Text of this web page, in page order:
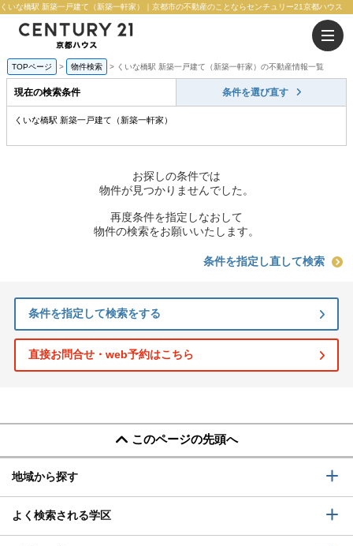
くいな橋駅 新築一戸建て（新築一軒家）｜京都市の不動産のことならセンチュリー21京都ハウス
TOPページ 物件検索 くいな橋駅 新築一戸建て（新築一軒家）の不動産情報一覧
現在の検索条件 条件を選び直す
くいな橋駅 新築一戸建て（新築一軒家）
お探しの条件では
物件が見つかりませんでした。
再度条件を指定しなおして
物件の検索をお願いいたします。
条件を指定し直して検索
条件を指定して検索をする
直接お問合せ・web予約はこちら
このページの先頭へ
地域から探す
よく検索される学区